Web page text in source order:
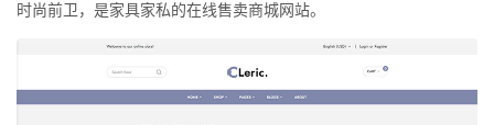
时尚前卫，是家具家私的在线售卖商城网站。